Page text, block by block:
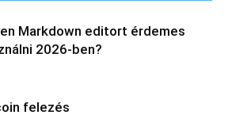
Markdown editort érdemes
2026-ben?
felezés